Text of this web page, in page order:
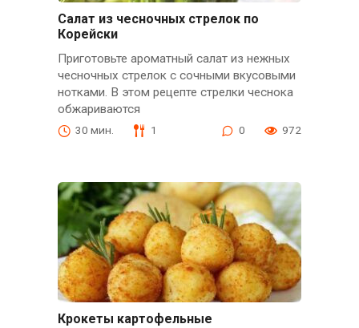
Салат из чесночных стрелок по
Корейски
Приготовьте ароматный салат из нежных
чесночных стрелок с сочными вкусовыми
нотками. В этом рецепте стрелки чеснока
обжариваются
30 мин. 1 0 972
Крокеты картофельные